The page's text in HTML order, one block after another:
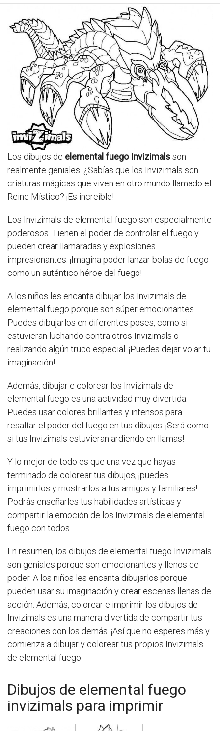
Los dibujos de elemental fuego Invizimalsson
realmente geniales. ¿Sabías que los Invizimals son
criaturas mágicas que viven en otro mundo llamado el
Reino Místico? ¡Es increíble!
Los Invizimals de elemental fuego son especialmente
poderosos. Tienen el poder de controlar el fuego y
pueden crear llamaradas y explosiones
impresionantes. ¡Imagina poder lanzar bolas de fuego
como un auténtico héroe del fuego!
A los niños les encanta dibujar los Invizimals de
elemental fuego porque son súper emocionantes.
Puedes dibujarlos en diferentes poses, como si
estuvieran luchando contra otros Invizimals o
realizando algún truco especial. ¡Puedes dejar volar tu
imaginación!
Además, dibujar e colorear los Invizimals de
elemental fuego es una actividad muy divertida.
Puedes usar colores brillantes y intensos para
resaltar el poder del fuego en tus dibujos. ¡Será como
si tus Invizimals estuvieran ardiendo en llamas!
Y lo mejor de todo es que una vez que hayas
terminado de colorear tus dibujos, ¡puedes
imprimirlos y mostrarlos a tus amigos y familiares!
Podrás enseñarles tus habilidades artísticas y
compartir la emoción de los Invizimals de elemental
fuego con todos.
En resumen, los dibujos de elemental fuego Invizimals
son geniales porque son emocionantes y llenos de
poder. A los niños les encanta dibujarlos porque
pueden usar su imaginación y crear escenas llenas de
acción. Además, colorear e imprimir los dibujos de
Invizimals es una manera divertida de compartir tus
creaciones con los demás. ¡Así que no esperes más y
comienza a dibujar y colorear tus propios Invizimals
de elemental fuego!
Dibujos de elemental fuego
invizimals para imprimir